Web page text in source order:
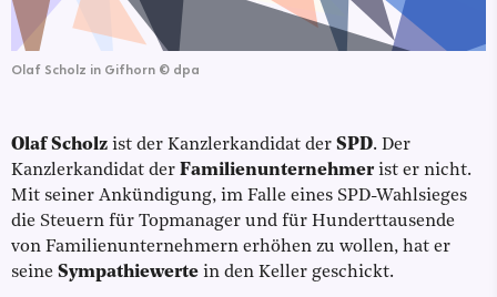
Olaf Scholz in Gifhorn © dpa
Olaf Scholz ist der Kanzlerkandidat der SPD. Der
Kanzlerkandidat der Familienunternehmerist er nicht.
Mit seiner Ankündigung, im Falle eines SPD-Wahlsieges
die Steuern für Topmanager und für Hunderttausende
von Familienunternehmern erhöhen zu wollen, hat er
seine Sympathiewerte in den Keller geschickt.